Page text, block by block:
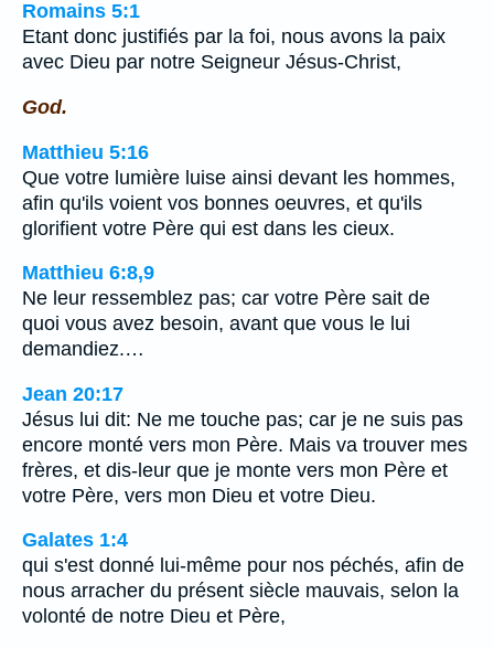
Romains 5:1
Etant donc justifiés par la foi, nous avons la paix
avec Dieu par notre Seigneur Jésus-Christ,
God.
Matthieu 5:16
Que votre lumière luise ainsi devant les hommes,
afin qu'ils voient vos bonnes oeuvres, et qu'ils
glorifient votre Père qui est dans les cieux.
Matthieu 6:8,9
Ne leur ressemblez pas; car votre Père sait de
quoi vous avez besoin, avant que vous le lui
demandiez.…
Jean 20:17
Jésus lui dit: Ne me touche pas; car je ne suis pas
encore monté vers mon Père. Mais va trouver mes
frères, et dis-leur que je monte vers mon Père et
votre Père, vers mon Dieu et votre Dieu.
Galates 1:4
qui s'est donné lui-même pour nos péchés, afin de
nous arracher du présent siècle mauvais, selon la
volonté de notre Dieu et Père,